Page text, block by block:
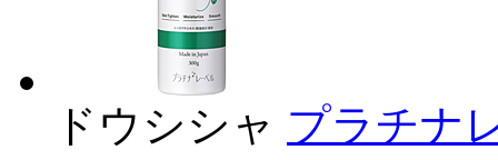
ドウシシャ プラチナ